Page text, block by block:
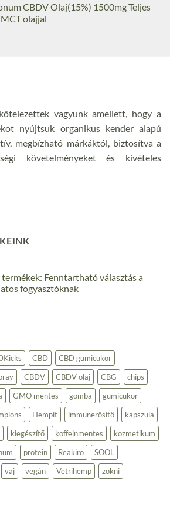
CBDV Olaj(15%) 1500mg Teljes
olajjal
vagyunk amellett, hogy a
nyújtsuk organikus kender alapú
megbízható márkáktól, biztosítva a
követelményeket és kivételes
Fenntartható választás a
fogyasztóknak
CBD
CBD gumicukor
CBDV CBDV olaj CBG
chips
GMO mentes gomba
gumicukor
Hempit immunerősítő
kapszula
kiegészítő koffeinmentes
kozmetikum
protein Reakiro
SOOL
vaj vegán Vetrihemp
zokni